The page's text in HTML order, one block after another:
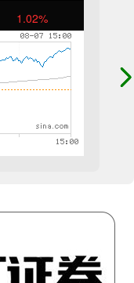
1.02%